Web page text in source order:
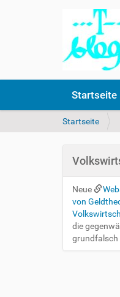
Startseite
S
Startseite
Neue
von
die
grundfalsch